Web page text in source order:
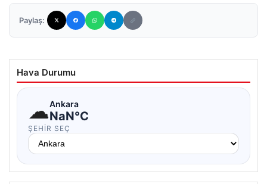
Paylaş:
Hava Durumu
☁Ankara
NaN°C
ŞEHIR SEÇ